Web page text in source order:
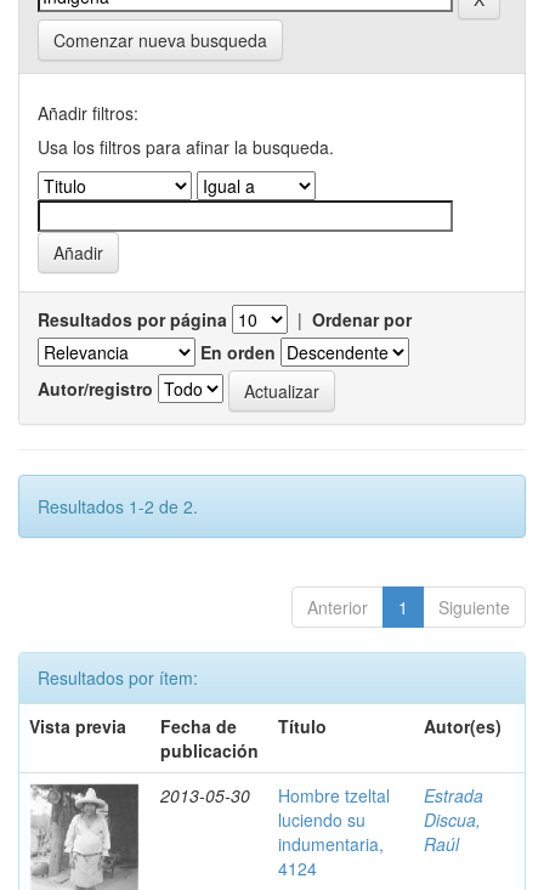
Comenzar nueva busqueda
Añadir filtros:
Usa los filtros para afinar la busqueda.
Resultados por página | Ordenar por
En orden
Autor/registro
Resultados 1-2 de 2.
Anterior 1 Siguiente
Resultados por ítem:
Vista previa
Fecha de
publicación
Título Autor(es)
2013-05-30
Hombre tzeltal
luciendo su
indumentaria,
4124
Estrada
Discua,
Raúl